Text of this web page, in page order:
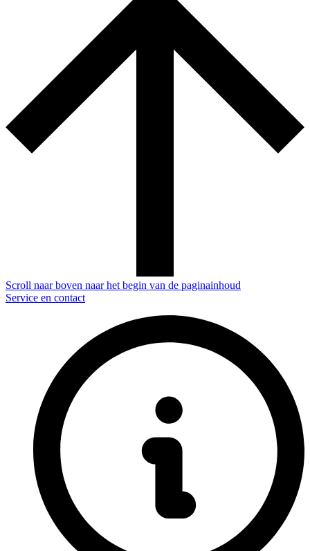
Scroll naar boven naar het begin van de paginainhoud
Service en contact